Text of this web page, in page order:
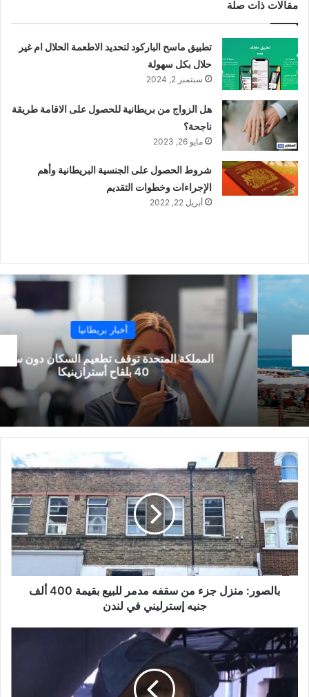
تطبيق ماسح الباركود لتحديد الاطعمة الحلال ام غير
حلال بكل سهولة
سبتمبر 2, 2024
هل الزواج من بريطانية للحصول على الاقامة طريقة
ناجحة؟
مايو 26, 2023
شروط الحصول على الجنسية البريطانية وأهم
الإجراءات وخطوات التقديم
أبريل 22, 2022
أخبار بريطانيا
المملكة المتحدة توقف تطعيم السكان دون سن الـ
40 بلقاح أسترازينيكا
بالصور:
منزل
جزء
من
سقفه
مدمر
للبيع
بقيمة
400
في
لندن
بالصور: منزل جزء من سقفه مدمر للبيع بقيمة 400 ألف
جنيه إسترليني في لندن
إدانة
3
بطعن